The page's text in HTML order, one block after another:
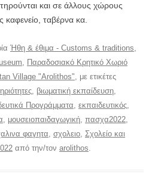
και σε άλλους χώρους
ταβέρνα κα.
Ήθη & έθιμα - Customs & traditions,
, Παραδοσιακό Κρητικό Χωριό
Village "Arolithos", με ετικέτες
, βιωματική εκπαίδευση,
Προγράμματα, εκπαιδευτικός,
, μουσειοπαιδαγωγική, πασχα2022,
φαγητα, σχολειο, Σχολείο και
από την/τον arolithos.